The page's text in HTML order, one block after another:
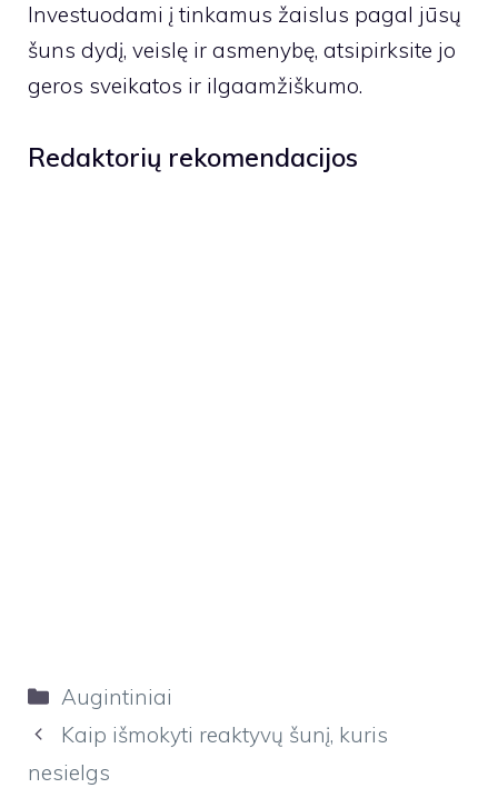
Investuodami į tinkamus žaislus pagal jūsų
šuns dydį, veislę ir asmenybę, atsipirksite jo
geros sveikatos ir ilgaamžiškumo.
Redaktorių rekomendacijos
Kategorijos
Augintiniai
Kaip išmokyti reaktyvų šunį, kuris
nesielgs